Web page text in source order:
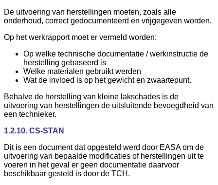
De uitvoering van herstellingen moeten, zoals alle
onderhoud, correct gedocumenteerd en vrijgegeven worden.
Op het werkrapport moet er vermeld worden:
Op welke technische documentatie / werkinstructie de
herstelling gebaseerd is
Welke materialen gebruikt werden
Wat de invloed is op het gewicht en zwaartepunt.
Behalve de herstelling van kleine lakschades is de
uitvoering van herstellingen de uitsluitende bevoegdheid van
een technieker.
1.2.10. CS-STAN
Dit is een document dat opgesteld werd door EASA om de
uitvoering van bepaalde modificaties of herstellingen uit te
voeren in het geval er geen documentatie daarvoor
beschikbaar gesteld is door de TCH.